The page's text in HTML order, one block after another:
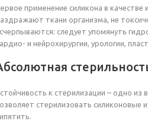
применение силикона в
ткани организма, не
следует упомянуть
и нейрохирургии, урологии,
к стерилизации – одно из
стерилизовать силиконовые